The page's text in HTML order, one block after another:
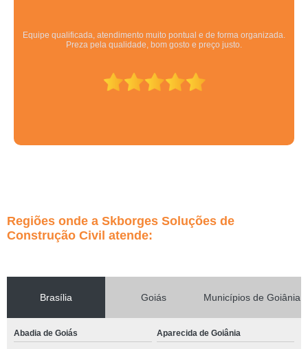
Equipe qualificada, atendimento muito pontual e de forma organizada.
Preza pela qualidade, bom gosto e preço justo.
Regiões onde a Skborges Soluções de
Construção Civil atende:
Brasília Goiás Municípios de Goiânia
Abadia de Goiás Aparecida de Goiânia